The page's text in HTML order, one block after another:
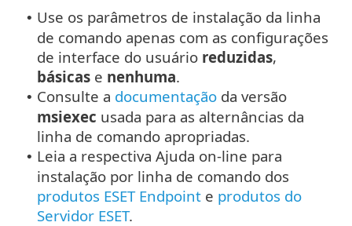
• Use os parâmetros de instalação da linha
de comando apenas com as configurações
de interface do usuário reduzidas,
básicas e nenhuma.
• Consulte a documentação da versão
msiexec usada para as alternâncias da
linha de comando apropriadas.
• Leia a respectiva Ajuda on-line para
instalação por linha de comando dos
produtos ESET Endpoint e produtos do
Servidor ESET.